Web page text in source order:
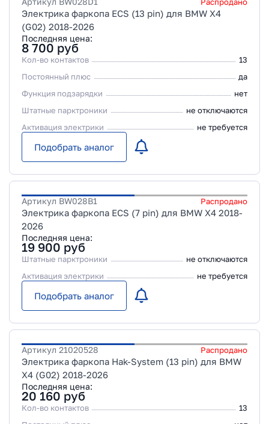
Электрика фаркопа ECS (13 pin) для BMW X4
(G02) 2018-2026
Последняя цена:
8 700 руб
Кол-во контактов
13
Постоянный плюс
да
Функция подзарядки
нет
Штатные парктроники
не отключаются
Активация электрики
не требуется
Подобрать аналог
Артикул BW028B1 Распродано
Электрика фаркопа ECS (7 pin) для BMW X4 2018-
2026
Последняя цена:
19 900 руб
Штатные парктроники
не отключаются
Активация электрики
не требуется
Подобрать аналог
Артикул 21020528 Распродано
Электрика фаркопа Hak-System (13 pin) для BMW
X4 (G02) 2018-2026
Последняя цена:
20 160 руб
Кол-во контактов
13